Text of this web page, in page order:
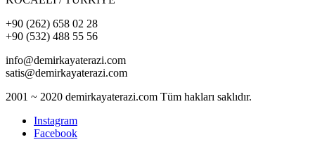
+90 (262) 658 02 28
+90 (532) 488 55 56
info@demirkayaterazi.com
satis@demirkayaterazi.com
2001 ~ 2020 demirkayaterazi.com Tüm hakları saklıdır.
Instagram
Facebook